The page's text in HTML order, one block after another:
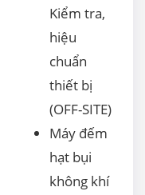
Kiểm tra,
hiệu
chuẩn
thiết bị
(OFF-SITE)
Máy đếm
hạt bụi
không khí